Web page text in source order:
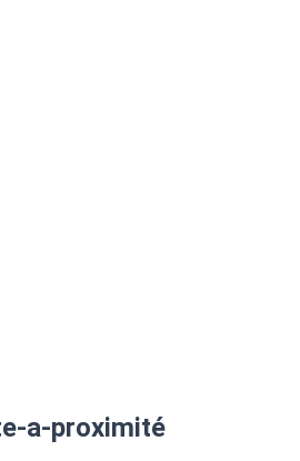
a-proximité